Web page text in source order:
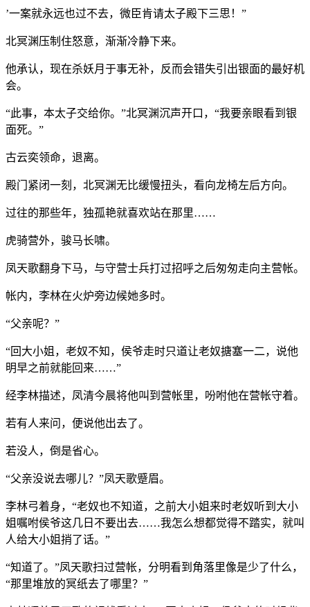
’一案就永远也过不去，微臣肯请太子殿下三思！”
北冥渊压制住怒意，渐渐冷静下来。
他承认，现在杀妖月于事无补，反而会错失引出银面的最好机
会。
“此事，本太子交给你。”北冥渊沉声开口，“我要亲眼看到银
面死。”
古云奕领命，退离。
殿门紧闭一刻，北冥渊无比缓慢扭头，看向龙椅左后方向。
过往的那些年，独孤艳就喜欢站在那里……
虎骑营外，骏马长啸。
凤天歌翻身下马，与守营士兵打过招呼之后匆匆走向主营帐。
帐内，李林在火炉旁边候她多时。
“父亲呢？”
“回大小姐，老奴不知，侯爷走时只道让老奴搪塞一二，说他
明早之前就能回来……”
经李林描述，凤清今晨将他叫到营帐里，吩咐他在营帐守着。
若有人来问，便说他出去了。
若没人，倒是省心。
“父亲没说去哪儿？”凤天歌蹙眉。
李林弓着身，“老奴也不知道，之前大小姐来时老奴听到大小
姐嘱咐侯爷这几日不要出去……我怎么想都觉得不踏实，就叫
人给大小姐捎了话。”
“知道了。”凤天歌扫过营帐，分明看到角落里像是少了什么，
“那里堆放的冥纸去了哪里？”